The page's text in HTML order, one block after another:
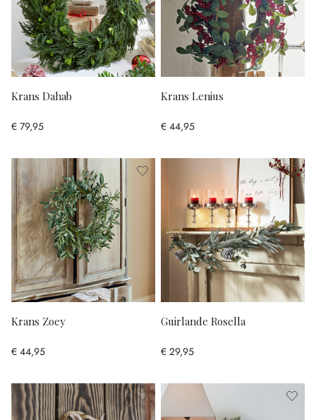
Krans Dahab
€ 79,95
Krans Lenius
€ 44,95
Krans Zoey
€ 44,95
Guirlande Rosella
€ 29,95